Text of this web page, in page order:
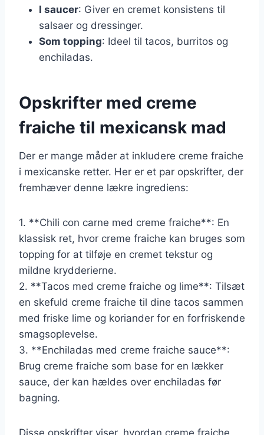
I saucer: Giver en cremet konsistens til
salsaer og dressinger.
Som topping: Ideel til tacos, burritos og
enchiladas.
Opskrifter med creme
fraiche til mexicansk mad
Der er mange måder at inkludere creme fraiche
i mexicanske retter. Her er et par opskrifter, der
fremhæver denne lækre ingrediens:
1. **Chili con carne med creme fraiche**: En
klassisk ret, hvor creme fraiche kan bruges som
topping for at tilføje en cremet tekstur og
mildne krydderierne.
2. **Tacos med creme fraiche og lime**: Tilsæt
en skefuld creme fraiche til dine tacos sammen
med friske lime og koriander for en forfriskende
smagsoplevelse.
3. **Enchiladas med creme fraiche sauce**:
Brug creme fraiche som base for en lækker
sauce, der kan hældes over enchiladas før
bagning.
Disse opskrifter viser, hvordan creme fraiche